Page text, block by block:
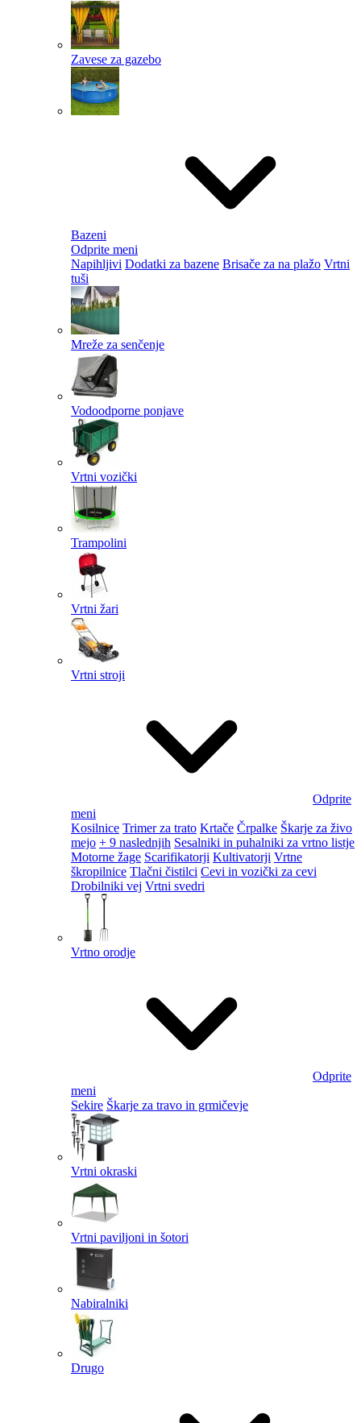
Zavese za gazebo
Bazeni
Odprite meni
Napihljivi Dodatki za bazene Brisače za na plažo Vrtni
tuši
Mreže za senčenje
Vodoodporne ponjave
Vrtni vozički
Trampolini
Vrtni žari
Vrtni stroji
Odprite
meni
Kosilnice Trimer za trato Krtače Črpalke Škarje za živo
mejo + 9 naslednjih Sesalniki in puhalniki za vrtno listje
Motorne žage Scarifikatorji Kultivatorji Vrtne
škropilnice Tlačni čistilci Cevi in vozički za cevi
Drobilniki vej Vrtni svedri
Vrtno orodje
Odprite
meni
Sekire Škarje za travo in grmičevje
Vrtni okraski
Vrtni paviljoni in šotori
Nabiralniki
Drugo